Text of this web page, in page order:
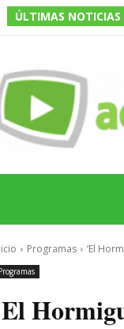
ÚLTIMAS NOTICIAS
Programas ‘El